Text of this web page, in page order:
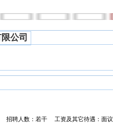
公司
招聘人数：若干 工资及其它待遇：面议